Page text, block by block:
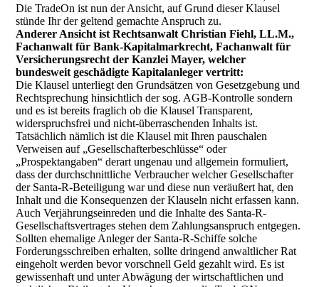
Die TradeOn ist nun der Ansicht, auf Grund dieser Klausel
stünde Ihr der geltend gemachte Anspruch zu.
Anderer Ansicht ist Rechtsanwalt Christian Fiehl, LL.M.,
Fachanwalt für Bank-Kapitalmarkrecht, Fachanwalt für
Versicherungsrecht der Kanzlei Mayer, welcher
bundesweit geschädigte Kapitalanleger vertritt:
Die Klausel unterliegt den Grundsätzen von Gesetzgebung und
Rechtsprechung hinsichtlich der sog. AGB-Kontrolle sondern
und es ist bereits fraglich ob die Klausel Transparent,
widerspruchsfrei und nicht-überraschenden Inhalts ist.
Tatsächlich nämlich ist die Klausel mit Ihren pauschalen
Verweisen auf „Gesellschafterbeschlüsse“ oder
„Prospektangaben“ derart ungenau und allgemein formuliert,
dass der durchschnittliche Verbraucher welcher Gesellschafter
der Santa-R-Beteiligung war und diese nun veräußert hat, den
Inhalt und die Konsequenzen der Klauseln nicht erfassen kann.
Auch Verjährungseinreden und die Inhalte des Santa-R-
Gesellschaftsvertrages stehen dem Zahlungsanspruch entgegen.
Sollten ehemalige Anleger der Santa-R-Schiffe solche
Forderungsschreiben erhalten, sollte dringend anwaltlicher Rat
eingeholt werden bevor vorschnell Geld gezahlt wird. Es ist
gewissenhaft und unter Abwägung der wirtschaftlichen und